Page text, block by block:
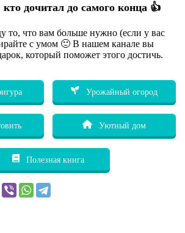
дочитал до самого конца 👍
то, что вам больше нужно (если у вас
с умом 🙂 В нашем канале вы
который поможет этого достичь.
Урожайный огород
Уютный дом
Полезная книга